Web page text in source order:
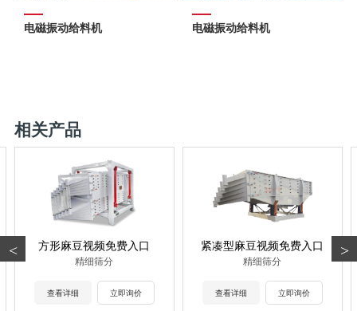
电磁振动给料机 电磁振动给料机
相关产品
方形麻豆视频免费入口
精细筛分
查看详细 立即询价
紧凑型麻豆视频免费入口
精细筛分
查看详细 立即询价
>
<